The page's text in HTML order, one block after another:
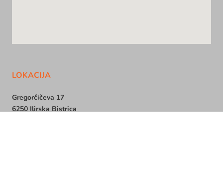
LOKACIJA
Gregorčičeva 17
6250 Ilirska Bistrica